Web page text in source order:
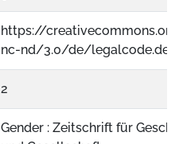
https://
nc-nd/3.0/de/legalcode.de
2
Gender : Zeitschrift für